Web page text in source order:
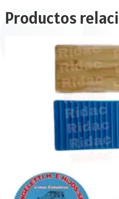
Productos